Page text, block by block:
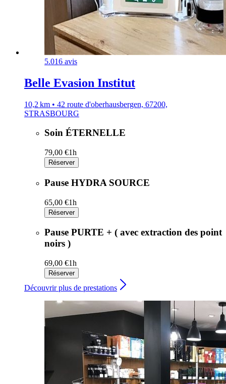
5.016 avis
Belle Evasion Institut
10,2 km • 42 route d'oberhausbergen, 67200,
STRASBOURG
Soin ÉTERNELLE
79,00 €1h
Réserver
Pause HYDRA SOURCE
65,00 €1h
Réserver
Pause PURTE + ( avec extraction des point
noirs )
69,00 €1h
Réserver
Découvrir plus de prestations